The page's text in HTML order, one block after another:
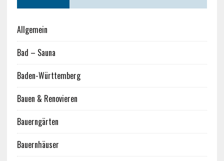
Allgemein
Bad – Sauna
Baden-Württemberg
Bauen & Renovieren
Bauerngärten
Bauernhäuser